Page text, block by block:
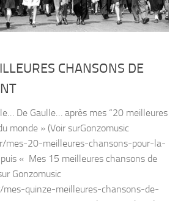
CHANSONS DE
De Gaulle… après mes “20 meilleures
monde » (Voir surGonzomusic
mes-20-meilleures-chansons-pour-la-
« Mes 15 meilleures chansons de
Gonzomusic
quinze-meilleures-chansons-de-